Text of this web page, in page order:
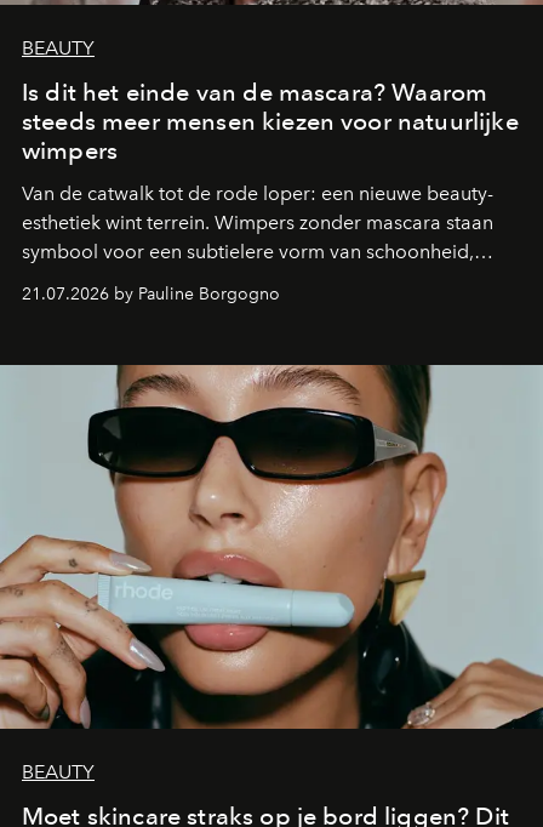
BEAUTY
Is dit het einde van de mascara? Waarom
steeds meer mensen kiezen voor natuurlijke
wimpers
Van de catwalk tot de rode loper: een nieuwe beauty-
esthetiek wint terrein. Wimpers zonder mascara staan
symbool voor een subtielere vorm van schoonheid,
waarin zelfvertrouwen belangrijker is dan een overvloed
aan make-up.
21.07.2026 by Pauline Borgogno
BEAUTY
Moet skincare straks op je bord liggen? Dit